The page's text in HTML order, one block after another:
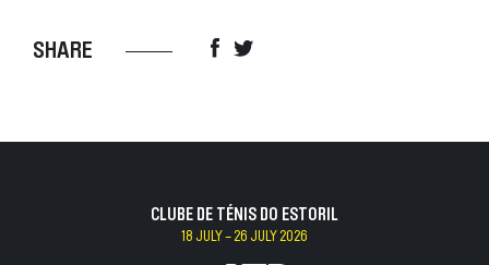
SHARE
CLUBE DE TÉNIS DO ESTORIL
18 JULY - 26 JULY 2026